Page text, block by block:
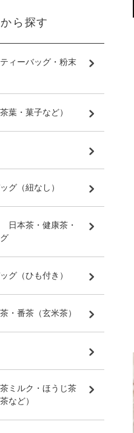
ら探す
ィーバッグ・粉末
葉・菓子など）
グ（紐なし）
日本茶・健康茶・
グ（ひも付き）
・番茶（玄米茶）
ミルク・ほうじ茶
など）